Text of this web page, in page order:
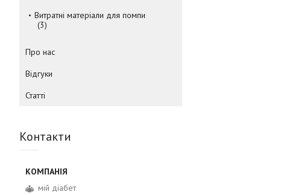
Витратні матеріали для помпи
3
Про нас
Відгуки
Статті
Контакти
мій діабет